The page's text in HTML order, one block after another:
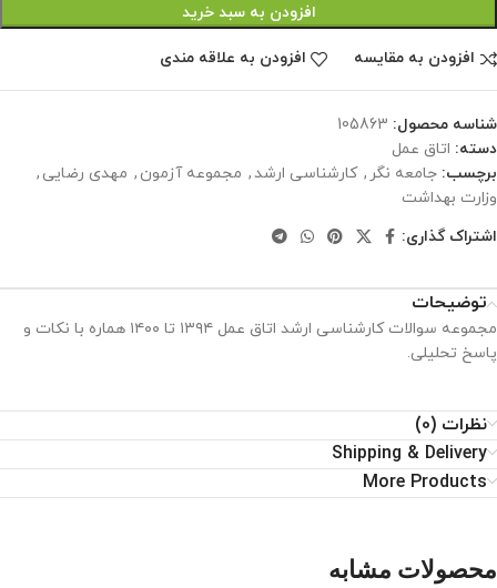
افزودن به سبد خرید
افزودن به مقایسه افزودن به علاقه مندی
شناسه محصول: 105863
دسته: اتاق عمل
برچسب: جامعه نگر , کارشناسی ارشد, مجموعه آزمون , مهدی رضایی ,
وزارت بهداشت
اشتراک گذاری:
توضیحات
مجموعه سوالات کارشناسی ارشد اتاق عمل ۱۳۹۴ تا ۱۴۰۰ هماره با نکات و
پاسخ تحلیلی.
نظرات (0)
Shipping & Delivery
More Products
محصولات مشابه